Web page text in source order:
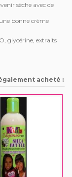
sèche avec de
bonne crème
glycérine, extraits
acheté :